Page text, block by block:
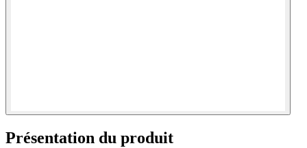
Présentation du produit